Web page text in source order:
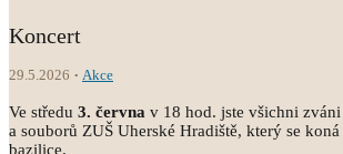
Koncert
29.5.2026 Akce
Ve středu 3. června v 18 hod. jste všichni
a souborů ZUŠ Uherské Hradiště, který se
bazilice.